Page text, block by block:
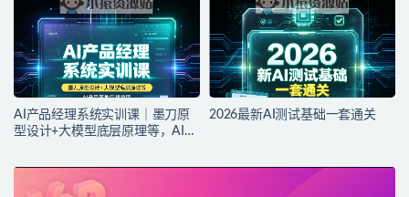
AI产品经理系统实训课｜墨刀原
型设计+大模型底层原理等，AI产
2026最新AI测试基础一套通关